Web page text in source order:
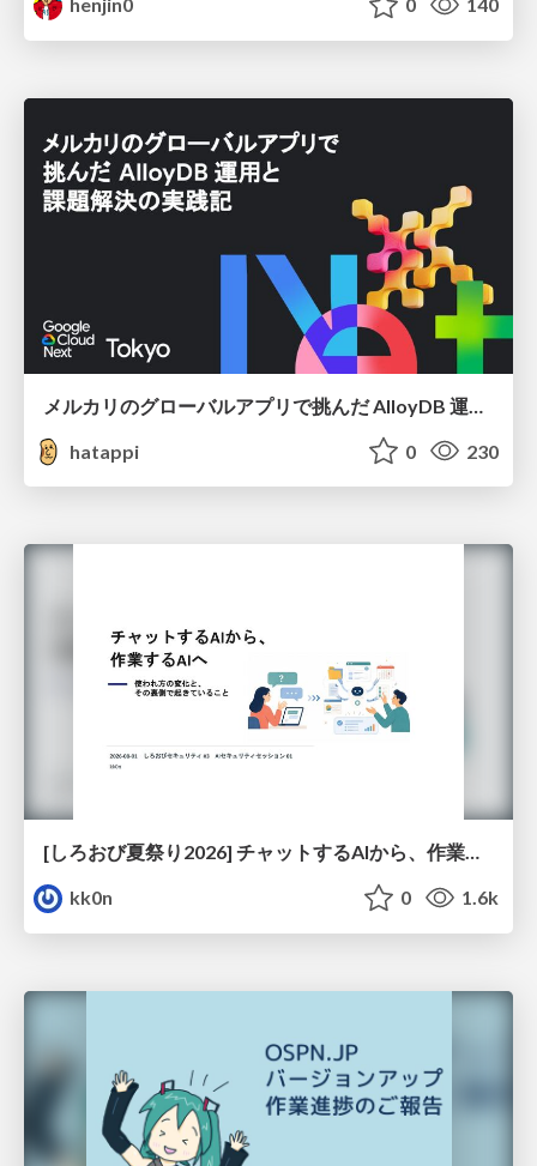
hatappi
0 230
[しろおび夏祭り2026] チャットするAIから、作業するAIへ - 使われ方の変化と、その裏側で起きていること
kk0n
0 1.6k